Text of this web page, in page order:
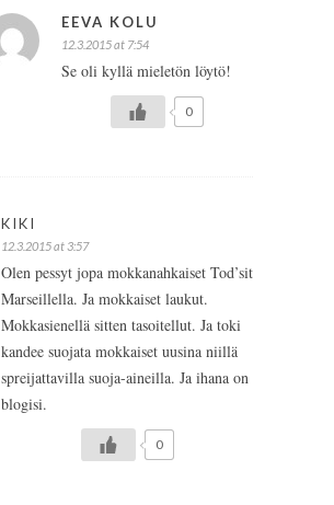
EEVA KOLU
12.3.2015 at 7:54
Se oli kyllä mieletön löytö!
0
KIKI
12.3.2015 at 3:57
Olen pessyt jopa mokkanahkaiset Tod’sit
Marseillella. Ja mokkaiset laukut.
Mokkasienellä sitten tasoitellut. Ja toki
kandee suojata mokkaiset uusina niillä
spreijattavilla suoja-aineilla. Ja ihana on
blogisi.
0